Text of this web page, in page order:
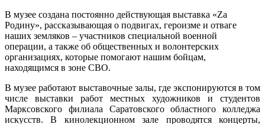
В музее создана постоянно действующая выставка «Zа
Родину», рассказывающая о подвигах, героизме и отваге
наших земляков – участников специальной военной
операции, а также об общественных и волонтерских
организациях, которые помогают нашим бойцам,
находящимся в зоне СВО.
В музее работают выставочные залы, где экспонируются в том
числе выставки работ местных художников и студентов
Марксовского филиала Саратовского областного колледжа
искусств. В кинолекционном зале проводятся концерты,